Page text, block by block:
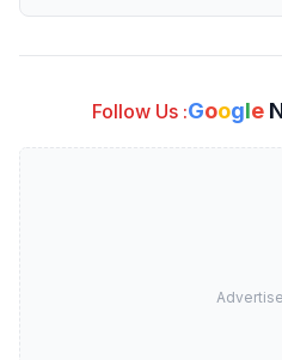
Follow Us :Google